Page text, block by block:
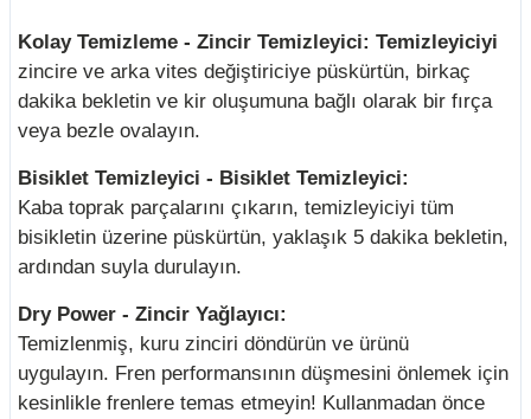
Kolay Temizleme - Zincir Temizleyici: Temizleyiciyi
zincire ve arka vites değiştiriciye püskürtün, birkaç
dakika bekletin ve kir oluşumuna bağlı olarak bir fırça
veya bezle ovalayın.
Bisiklet Temizleyici - Bisiklet Temizleyici:
Kaba toprak parçalarını çıkarın, temizleyiciyi tüm
bisikletin üzerine püskürtün, yaklaşık 5 dakika bekletin,
ardından suyla durulayın.
Dry Power - Zincir Yağlayıcı:
Temizlenmiş, kuru zinciri döndürün ve ürünü
uygulayın. Fren performansının düşmesini önlemek için
kesinlikle frenlere temas etmeyin! Kullanmadan önce